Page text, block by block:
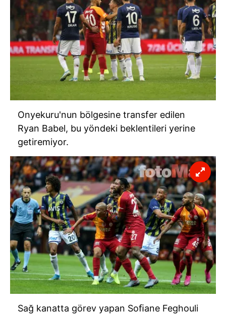
Onyekuru'nun bölgesine transfer edilen
Ryan Babel, bu yöndeki beklentileri yerine
getiremiyor.
Sağ kanatta görev yapan Soﬁane Feghouli